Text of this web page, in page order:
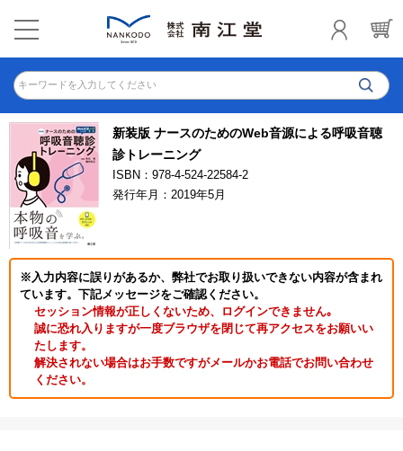
キーワードを入力してください
新装版 ナースのためのWeb音源による呼吸音聴
診トレーニング
ISBN：978-4-524-22584-2
発行年月：2019年5月
※入力内容に誤りがあるか、弊社でお取り扱いできない内容が含まれ
ています。下記メッセージをご確認ください。
セッション情報が正しくないため、ログインできません｡
誠に恐れ入りますが一度ブラウザを閉じて再アクセスをお願いい
たします。
解決されない場合はお手数ですがメールかお電話でお問い合わせ
ください。